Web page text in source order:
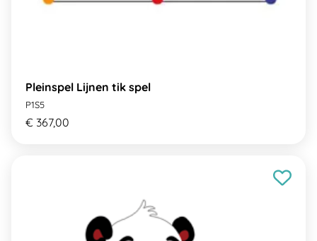
Pleinspel Lijnen tik spel
P1S5
€ 367,00